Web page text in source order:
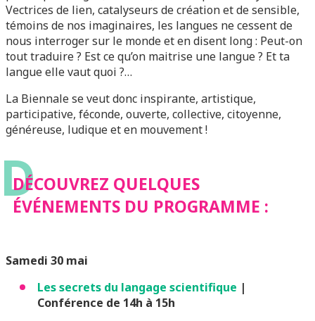
Vectrices de lien, catalyseurs de création et de sensible,
témoins de nos imaginaires, les langues ne cessent de
nous interroger sur le monde et en disent long : Peut-on
tout traduire ? Est ce qu’on maitrise une langue ? Et ta
langue elle vaut quoi ?…
La Biennale se veut donc inspirante, artistique,
participative, féconde, ouverte, collective, citoyenne,
généreuse, ludique et en mouvement !
D
DÉCOUVREZ QUELQUES
ÉVÉNEMENTS DU PROGRAMME :
Samedi 30 mai
Les secrets du langage scientifique |
Conférence de 14h à 15h